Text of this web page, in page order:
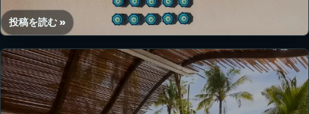
ラ
ウ
ン
ジ
イ
ド
レ
ギ
ャ
ン
【2026
8
月
4
投稿を読む »